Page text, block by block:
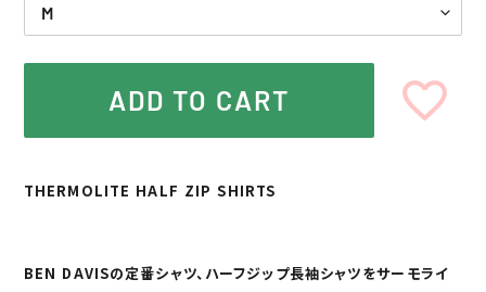
ADD TO CART
THERMOLITE HALF ZIP SHIRTS
BEN DAVISの定番シャツ、ハーフジップ長袖シャツをサーモライ